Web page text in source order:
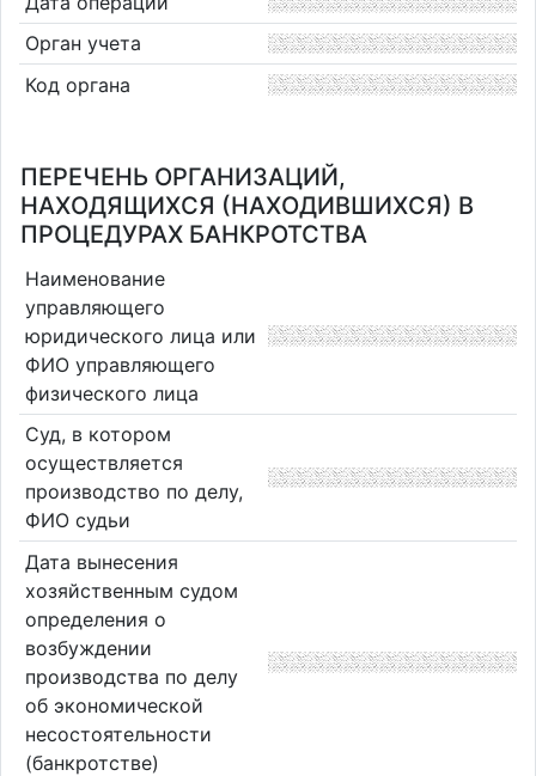
Орган учета
Код органа
ПЕРЕЧЕНЬ ОРГАНИЗАЦИЙ,
НАХОДЯЩИХСЯ (НАХОДИВШИХСЯ) В
ПРОЦЕДУРАХ БАНКРОТСТВА
Наименование
управляющего
юридического лица или
ФИО управляющего
физического лица
Суд, в котором
осуществляется
производство по делу,
ФИО судьи
Дата вынесения
хозяйственным судом
определения о
возбуждении
производства по делу
об экономической
несостоятельности
(банкротстве)